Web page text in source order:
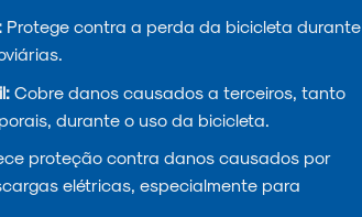
Protege contra a perda da bicicleta durante
Cobre danos causados a terceiros, tanto
durante o uso da bicicleta.
proteção contra danos causados por
elétricas, especialmente para